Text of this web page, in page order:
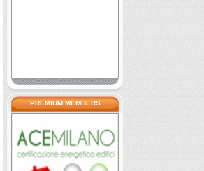
PREMIUM MEMBERS